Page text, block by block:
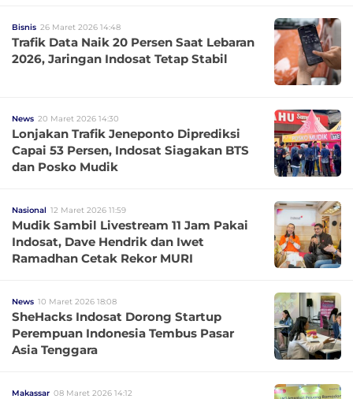
Bisnis 26 Maret 2026 14:48
Trafik Data Naik 20 Persen Saat Lebaran
2026, Jaringan Indosat Tetap Stabil
News 20 Maret 2026 14:30
Lonjakan Trafik Jeneponto Diprediksi
Capai 53 Persen, Indosat Siagakan BTS
dan Posko Mudik
Nasional 12 Maret 2026 11:59
Mudik Sambil Livestream 11 Jam Pakai
Indosat, Dave Hendrik dan Iwet
Ramadhan Cetak Rekor MURI
News 10 Maret 2026 18:08
SheHacks Indosat Dorong Startup
Perempuan Indonesia Tembus Pasar
Asia Tenggara
Makassar 08 Maret 2026 14:12